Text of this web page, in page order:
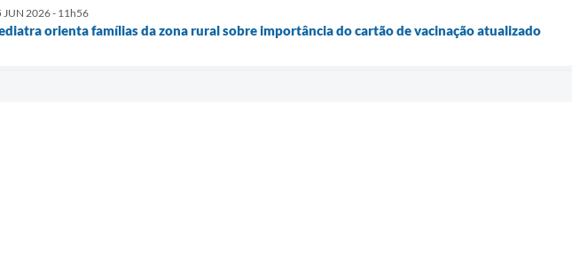
JUN 2026 - 11h56
orienta famílias da zona rural sobre importância do cartão de vacinação atualizado